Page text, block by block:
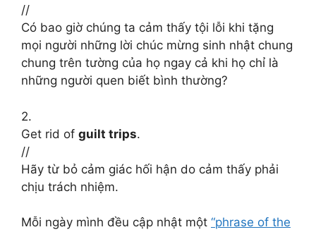
//
Có bao giờ chúng ta cảm thấy tội lỗi khi tặng
mọi người những lời chúc mừng sinh nhật chung
chung trên tường của họ ngay cả khi họ chỉ là
những người quen biết bình thường?
2.
Get rid of guilt trips.
//
Hãy từ bỏ cảm giác hối hận do cảm thấy phải
chịu trách nhiệm.
Mỗi ngày mình đều cập nhật một “phrase of the